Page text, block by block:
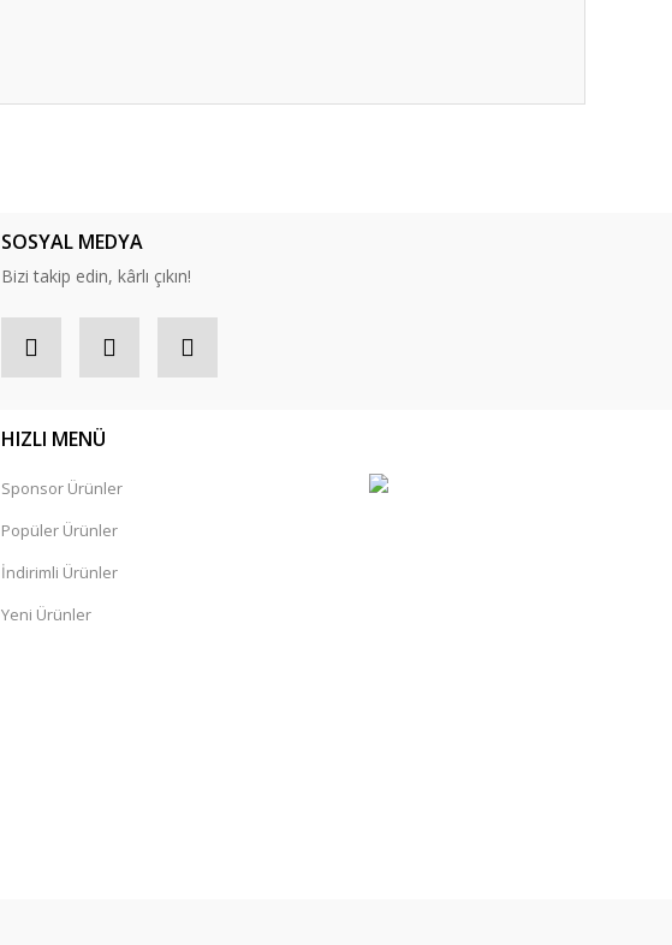
SOSYAL MEDYA
Bizi takip edin, kârlı çıkın!
HIZLI MENÜ
Sponsor Ürünler
Popüler Ürünler
İndirimli Ürünler
Yeni Ürünler